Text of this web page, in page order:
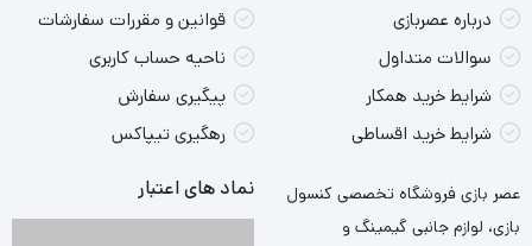
درباره عصربازی
سوالات متداول
شرایط خرید همکار
شرایط خرید اقساطی
قوانین و مقررات سفارشات
ناحیه حساب کاربری
پیگیری سفارش
رهگیری تیپاکس
عصر بازی فروشگاه تخصصی کنسول
بازی، لوازم جانبی گیمینگ و
نماد های اعتبار